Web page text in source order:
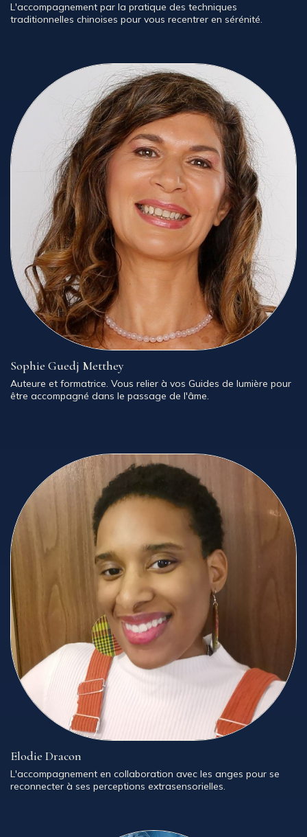
L'accompagnement par la pratique des techniques
traditionnelles chinoises pour vous recentrer en sérénité.
Sophie Guedj Metthey
Auteure et formatrice. Vous relier à vos Guides de lumière pour
être accompagné dans le passage de l'âme.
Elodie Dracon
L'accompagnement en collaboration avec les anges pour se
reconnecter à ses perceptions extrasensorielles.